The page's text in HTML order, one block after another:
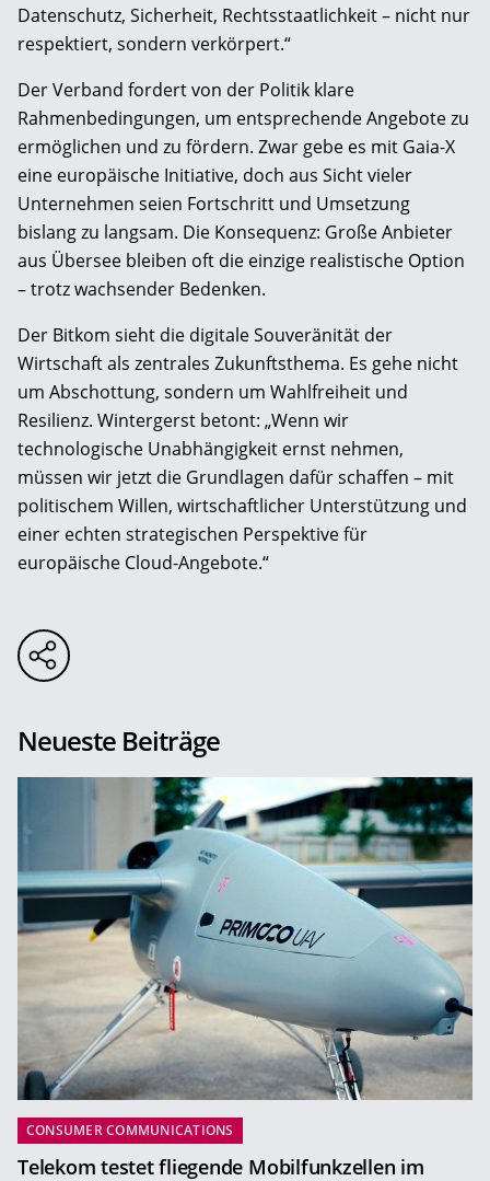
Datenschutz, Sicherheit, Rechtsstaatlichkeit – nicht nur
respektiert, sondern verkörpert.“
Der Verband fordert von der Politik klare
Rahmenbedingungen, um entsprechende Angebote zu
ermöglichen und zu fördern. Zwar gebe es mit Gaia-X
eine europäische Initiative, doch aus Sicht vieler
Unternehmen seien Fortschritt und Umsetzung
bislang zu langsam. Die Konsequenz: Große Anbieter
aus Übersee bleiben oft die einzige realistische Option
– trotz wachsender Bedenken.
Der Bitkom sieht die digitale Souveränität der
Wirtschaft als zentrales Zukunftsthema. Es gehe nicht
um Abschottung, sondern um Wahlfreiheit und
Resilienz. Wintergerst betont: „Wenn wir
technologische Unabhängigkeit ernst nehmen,
müssen wir jetzt die Grundlagen dafür schaffen – mit
politischem Willen, wirtschaftlicher Unterstützung und
einer echten strategischen Perspektive für
europäische Cloud-Angebote.“
Neueste Beiträge
CONSUMER COMMUNICATIONS
Telekom testet fliegende Mobilfunkzellen im